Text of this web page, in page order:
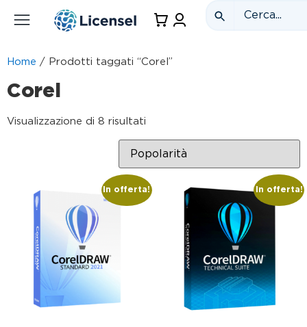
Home / Prodotti taggati “Corel”
Corel
Visualizzazione di 8 risultati
In offerta! In offerta!